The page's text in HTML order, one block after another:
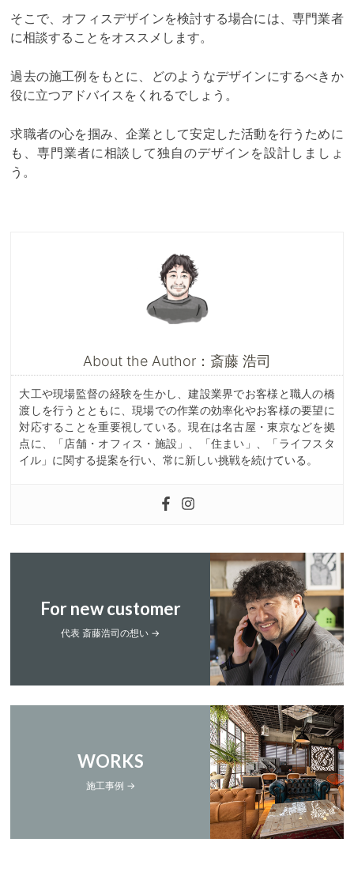
そこで、オフィスデザインを検討する場合には、専門業者
に相談することをオススメします。
過去の施工例をもとに、どのようなデザインにするべきか
役に立つアドバイスをくれるでしょう。
求職者の心を掴み、企業として安定した活動を行うために
も、専門業者に相談して独自のデザインを設計しましょ
う。
About the Author：斎藤 浩司
大工や現場監督の経験を生かし、建設業界でお客様と職人の橋
渡しを行うとともに、現場での作業の効率化やお客様の要望に
対応することを重要視している。現在は名古屋・東京などを拠
点に、「店舗・オフィス・施設」、「住まい」、「ライフスタ
イル」に関する提案を行い、常に新しい挑戦を続けている。
For new customer
代表 斎藤浩司の想い →
WORKS
施工事例 →